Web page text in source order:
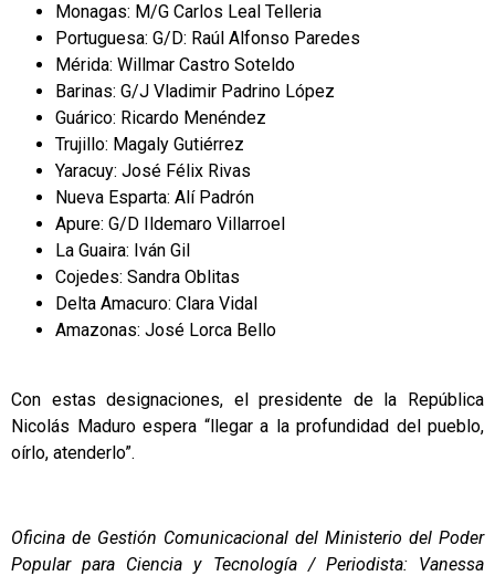
Monagas: M/G Carlos Leal Telleria
Portuguesa: G/D: Raúl Alfonso Paredes
Mérida: Willmar Castro Soteldo
Barinas: G/J Vladimir Padrino López
Guárico: Ricardo Menéndez
Trujillo: Magaly Gutiérrez
Yaracuy: José Félix Rivas
Nueva Esparta: Alí Padrón
Apure: G/D Ildemaro Villarroel
La Guaira: Iván Gil
Cojedes: Sandra Oblitas
Delta Amacuro: Clara Vidal
Amazonas: José Lorca Bello
Con estas designaciones, el presidente de la República
Nicolás Maduro espera “llegar a la profundidad del pueblo,
oírlo, atenderlo”.
Oficina de Gestión Comunicacional del Ministerio del Poder
Popular para Ciencia y Tecnología / Periodista: Vanessa